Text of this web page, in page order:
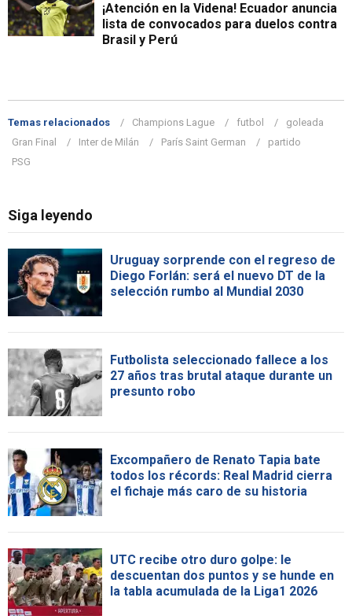
¡Atención en la Videna! Ecuador anuncia
lista de convocados para duelos contra
Brasil y Perú
Temas relacionados Champions Lague futbol
goleada
Gran Final
Inter de Milán París Saint German
partido
PSG
Siga leyendo
Uruguay sorprende con el regreso de
Diego Forlán: será el nuevo DT de la
selección rumbo al Mundial 2030
Futbolista seleccionado fallece a los
27 años tras brutal ataque durante un
presunto robo
Excompañero de Renato Tapia bate
todos los récords: Real Madrid cierra
el fichaje más caro de su historia
UTC recibe otro duro golpe: le
descuentan dos puntos y se hunde en
la tabla acumulada de la Liga1 2026